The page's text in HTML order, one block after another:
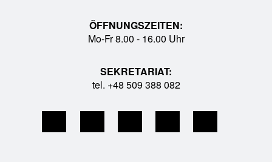
ÖFFNUNGSZEITEN:
Mo-Fr 8.00 - 16.00 Uhr
SEKRETARIAT:
tel. +48 509 388 082